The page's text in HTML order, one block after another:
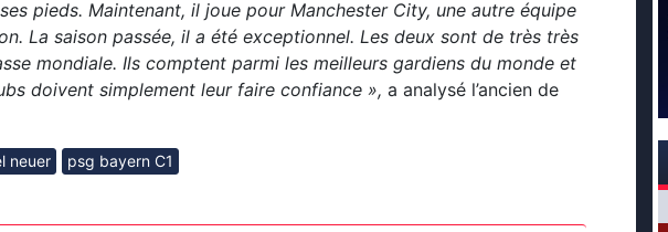
pieds. Maintenant, il joue pour Manchester City, une autre équipe
La saison passée, il a été exceptionnel. Les deux sont de très très
mondiale. Ils comptent parmi les meilleurs gardiens du monde et
doivent simplement leur faire confiance », a analysé l’ancien de
neuer psg bayern C1